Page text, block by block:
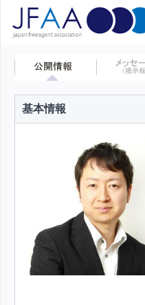
基本情報